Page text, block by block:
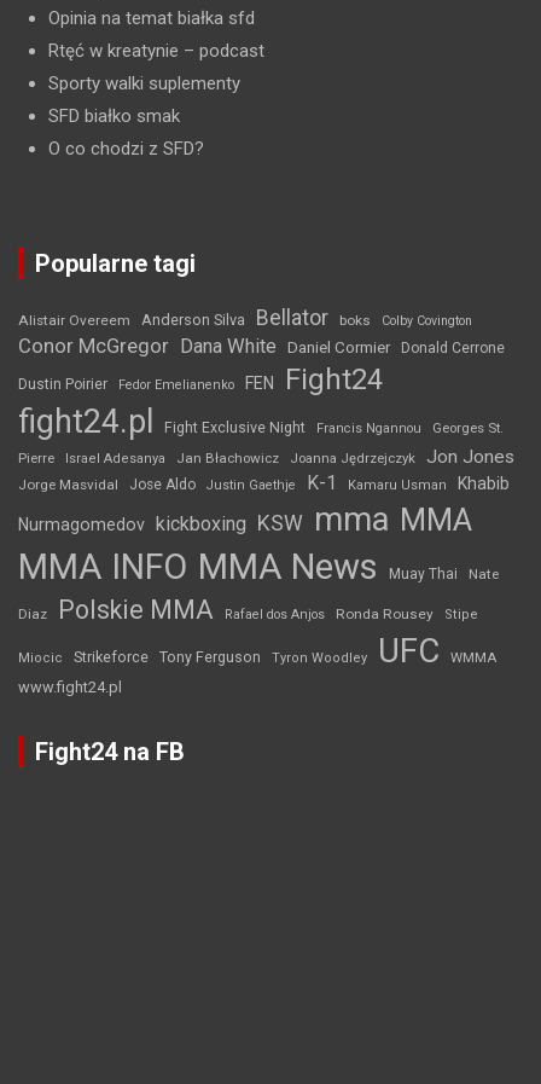
Opinia na temat białka sfd
Rtęć w kreatynie – podcast
Sporty walki suplementy
SFD białko smak
O co chodzi z SFD?
Popularne tagi
Alistair Overeem Anderson Silva Bellator boks Colby Covington
Conor McGregor Dana White Daniel Cormier Donald Cerrone
Dustin Poirier Fedor Emelianenko FEN Fight24
fight24.pl Fight Exclusive Night Francis Ngannou
Georges St.
Pierre
Israel Adesanya Jan Błachowicz Joanna Jędrzejczyk Jon Jones
Jorge Masvidal Jose Aldo Justin Gaethje K-1 Kamaru Usman Khabib
Nurmagomedov kickboxing KSW mma MMA
MMA INFO MMA News Muay Thai Nate
Diaz Polskie MMA Rafael dos Anjos Ronda Rousey Stipe
Miocic Strikeforce Tony Ferguson Tyron Woodley UFC WMMA
www.fight24.pl
Fight24 na FB